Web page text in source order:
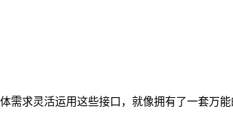
求灵活运用这些接口，就像拥有了一套万